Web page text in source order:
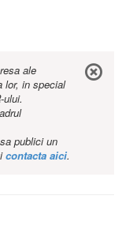
ale
lor, in special
publici un
contacta aici.